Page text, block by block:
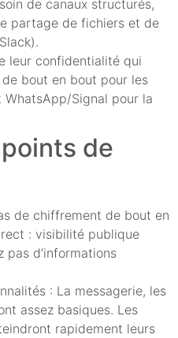
de canaux structurés,
partage de fichiers et de
leur confidentialité qui
bout en bout pour les
Signal pour la
de
de chiffrement de bout en
: visibilité publique
pas d’informations
: La messagerie, les
assez basiques. Les
rapidement leurs